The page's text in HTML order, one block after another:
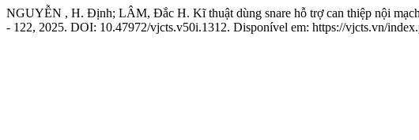
NGUYỄN , H. Định; LÂM, Đắc H. Kĩ thuật dùng snare hỗ trợ can thiệp nội
- 122, 2025. DOI: 10.47972/vjcts.v50i.1312. Disponível em: https://vjcts.vn/